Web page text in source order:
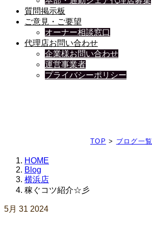
質問掲示板
ご意見・ご要望
オーナー相談窓口
代理店お問い合わせ
企業様お問い合わせ
運営事業者
プライバシーポリシー
TOP > ブログ一覧
HOME
Blog
横浜店
稼ぐコツ紹介☆彡
5月 31 2024